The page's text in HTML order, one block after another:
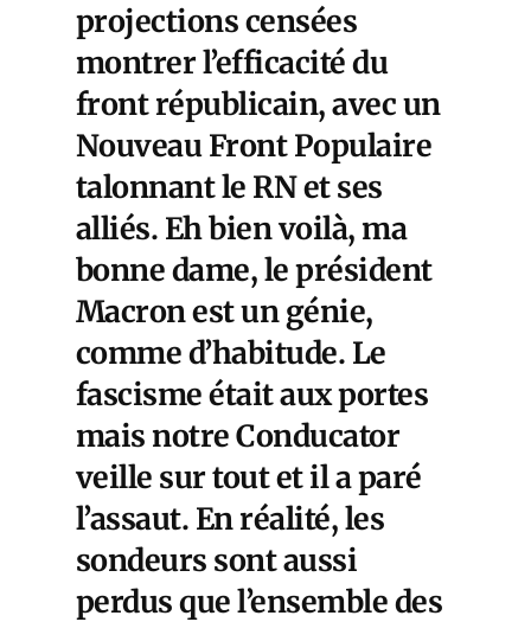
projections censées
montrer l’efficacité du
front républicain, avec un
Nouveau Front Populaire
talonnant le RN et ses
alliés. Eh bien voilà, ma
bonne dame, le président
Macron est un génie,
comme d’habitude. Le
fascisme était aux portes
mais notre Conducator
veille sur tout et il a paré
l’assaut. En réalité, les
sondeurs sont aussi
perdus que l’ensemble des